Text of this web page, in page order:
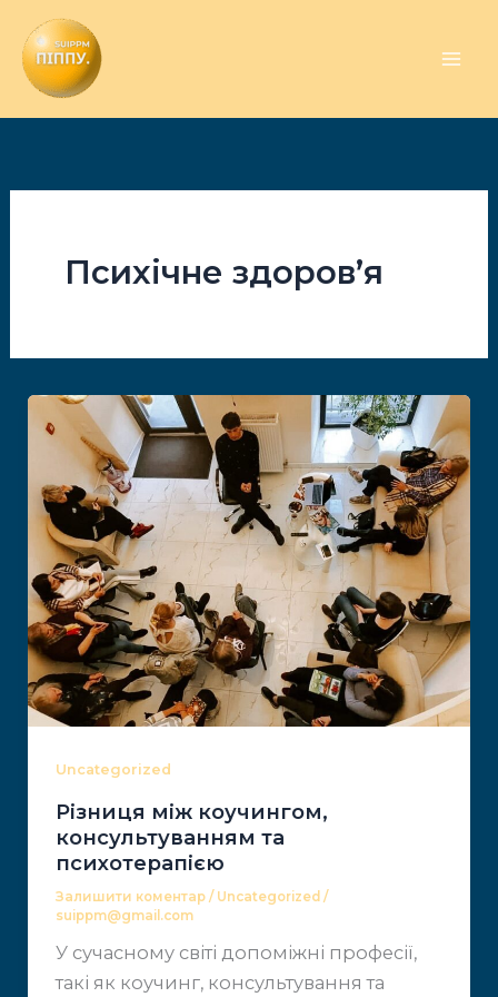
Перейти
до
вмісту
Психічне здоров’я
Uncategorized
Різниця між коучингом,
консультуванням та ​
психотерапією
Залишити коментар / Uncategorized /
suippm@gmail.com
У сучасному світі допоміжні професії,
такі як ​коучинг, консультування та